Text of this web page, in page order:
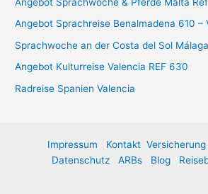
Angebot Sprachreise Benalmadena 610 –
Sprachwoche an der Costa del Sol
Angebot Kulturreise Valencia REF 630
Radreise Spanien Valencia
Impressum Kontakt Versicherung
Datenschutz
ARBs Blog